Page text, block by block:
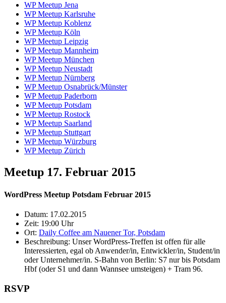
WP Meetup Jena
WP Meetup Karlsruhe
WP Meetup Koblenz
WP Meetup Köln
WP Meetup Leipzig
WP Meetup Mannheim
WP Meetup München
WP Meetup Neustadt
WP Meetup Nürnberg
WP Meetup Osnabrück/Münster
WP Meetup Paderborn
WP Meetup Potsdam
WP Meetup Rostock
WP Meetup Saarland
WP Meetup Stuttgart
WP Meetup Würzburg
WP Meetup Zürich
Meetup 17. Februar 2015
WordPress Meetup Potsdam Februar 2015
Datum: 17.02.2015
Zeit: 19:00 Uhr
Ort: Daily Coffee am Nauener Tor, Potsdam
Beschreibung: Unser WordPress-Treffen ist offen für alle
Interessierten, egal ob Anwender/in, Entwickler/in, Student/in
oder Unternehmer/in. S-Bahn von Berlin: S7 nur bis Potsdam
Hbf (oder S1 und dann Wannsee umsteigen) + Tram 96.
RSVP